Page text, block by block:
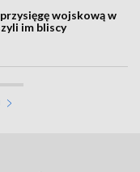
wojskową w
im bliscy